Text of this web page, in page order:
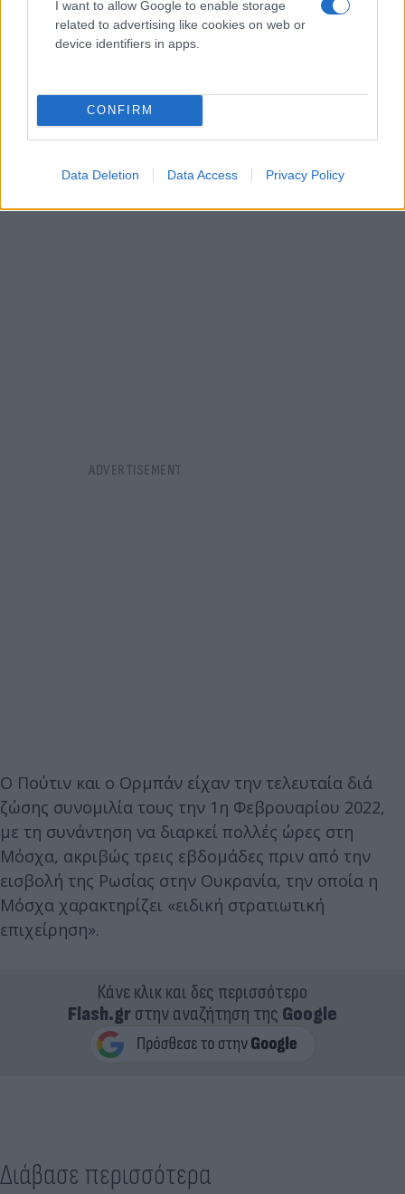
I want to allow Google to enable storage
related to advertising like cookies on web or
device identifiers in apps.
CONFIRM
Data Deletion Data Access Privacy Policy
Ουγγαρία. Ο Χαβάσι δήλωσε ότι στις συνομιλίες ο
Ορμπάν τόνισε ότι είναι κρίσιμο για την Ευρώπη,
σύγκρουση στην Ουκρανία και να παύσει η ροή των
προσφύγων. Δεν ανέφερε ποιος είχε την
Ο Πούτιν και ο Ορμπάν είχαν την τελευταία διά
ζώσης συνομιλία τους την 1η Φεβρουαρίου 2022,
με τη συνάντηση να διαρκεί πολλές ώρες στη
Μόσχα, ακριβώς τρεις εβδομάδες πριν από την
εισβολή της Ρωσίας στην Ουκρανία, την οποία η
Μόσχα χαρακτηρίζει «ειδική στρατιωτική
επιχείρηση».
Κάνε κλικ και δες περισσότερο
Flash.grστην αναζήτηση της Google
Διάβασε περισσότερα